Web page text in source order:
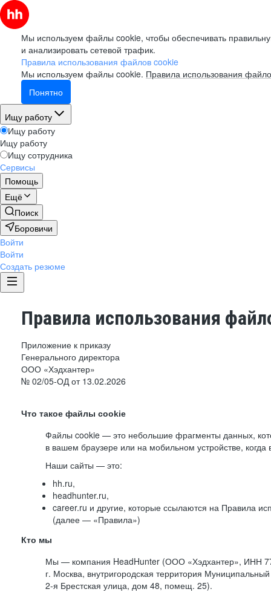
Мы используем файлы cookie, чтобы обеспечивать
и анализировать сетевой трафик.
Правила использования файлов cookie
Мы используем файлы cookie. Правила использования
Понятно
Ищу работу
Ищу работу
Ищу работу
Ищу сотрудника
Сервисы
Помощь
Ещё
Поиск
Боровичи
Войти
Войти
Создать резюме
Правила использования
Приложение к приказу
Генерального директора
ООО «Хэдхантер»
№ 02/05-ОД от 13.02.2026
Что такое файлы cookie
Файлы cookie — это небольшие фрагменты данных,
в вашем браузере или на мобильном устройстве,
Наши сайты — это:
hh.ru,
headhunter.ru,
career.ru и другие, которые ссылаются на Правила
(далее — «Правила»)
Кто мы
Мы — компания HeadHunter (ООО «Хэдхантер», ИНН
г. Москва, внутригородская территория Муниципальный
2-я Брестская улица, дом 48, помещ. 25).